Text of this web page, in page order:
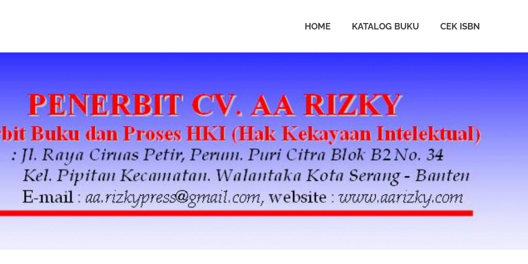
HOME KATALOG BUKU CEK ISBN